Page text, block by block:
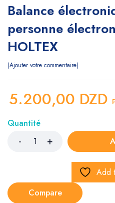
Balance
personne
HOLTEX
Ajouter votre commentaire
5.200,00 DZD
Quantité
Add
Compare